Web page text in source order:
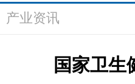
产业资讯
国家卫生